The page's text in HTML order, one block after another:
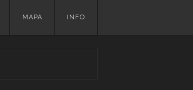
MAPA INFO